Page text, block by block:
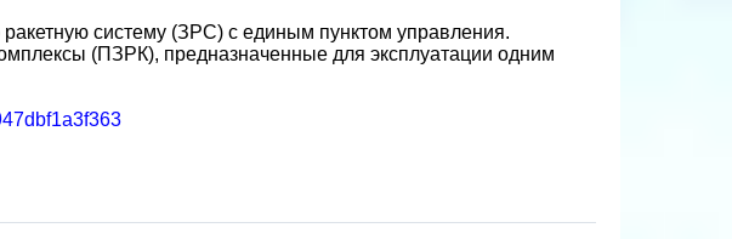
систему (ЗРС) с единым пунктом управления.
(ПЗРК), предназначенные для эксплуатации одним